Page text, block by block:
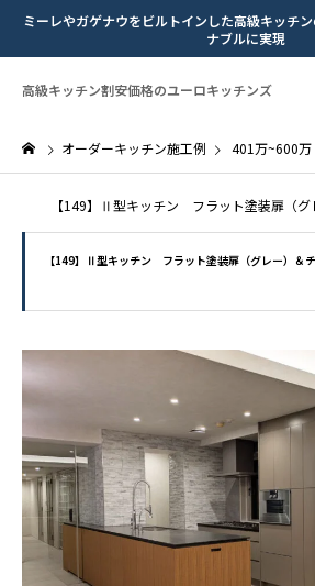
ミーレやガゲナウをビルトインした高級キッチ
ナブルに実現
高級キッチン割安価格のユーロキッチンズ
オーダーキッチン施工例 401万~600万
【149】Ⅱ型キッチン フラット塗装扉（グ
【149】Ⅱ型キッチン フラット塗装扉（グレー）＆